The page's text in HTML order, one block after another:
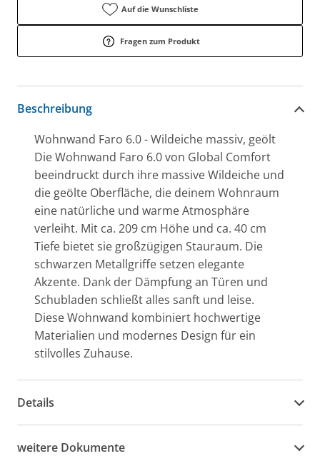
Auf die Wunschliste
Fragen zum Produkt
Beschreibung
Wohnwand Faro 6.0 - Wildeiche massiv, geölt
Die Wohnwand Faro 6.0 von Global Comfort
beeindruckt durch ihre massive Wildeiche und
die geölte Oberfläche, die deinem Wohnraum
eine natürliche und warme Atmosphäre
verleiht. Mit ca. 209 cm Höhe und ca. 40 cm
Tiefe bietet sie großzügigen Stauraum. Die
schwarzen Metallgriffe setzen elegante
Akzente. Dank der Dämpfung an Türen und
Schubladen schließt alles sanft und leise.
Diese Wohnwand kombiniert hochwertige
Materialien und modernes Design für ein
stilvolles Zuhause.
Details
weitere Dokumente